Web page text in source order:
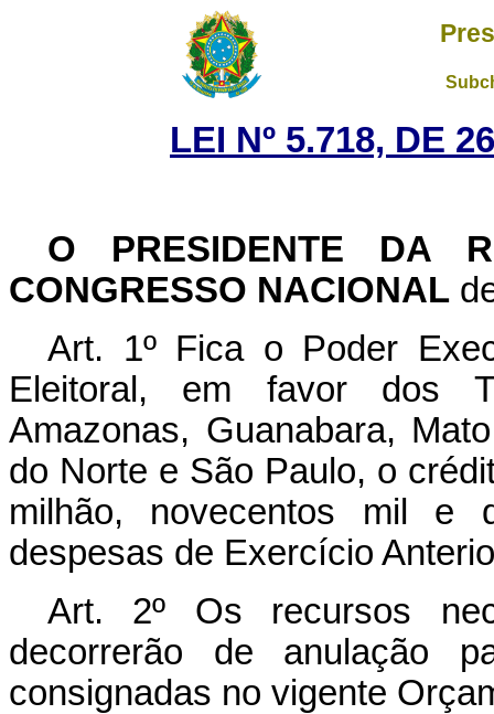
LEI Nº 5.718, DE
O PRESIDENTE DA
CONGRESSO NACIONAL
Art. 1º Fica o Poder
Eleitoral, em favor dos
Amazonas, Guanabara,
do Norte e São Paulo, o
milhão, novecentos mil e
despesas de Exercício
Art. 2º Os recursos
decorrerão de anulação
consignadas no vigente